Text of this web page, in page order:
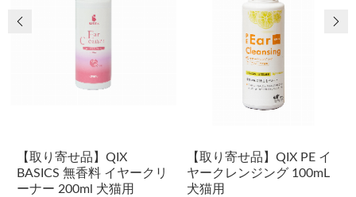
【取り寄せ品】QIX
BASICS 無香料 イヤークリ
ーナー 200ml 犬猫用
【取り寄せ品】QIX PE イ
ヤークレンジング 100mL
犬猫用
前の画像 次